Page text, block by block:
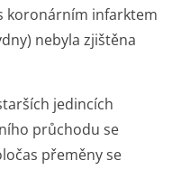
koronárním infarktem
nebyla zjištěna
jedincích
průchodu se
přeměny se